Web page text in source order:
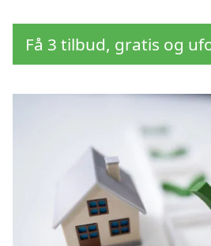
Få 3 tilbud, gratis og